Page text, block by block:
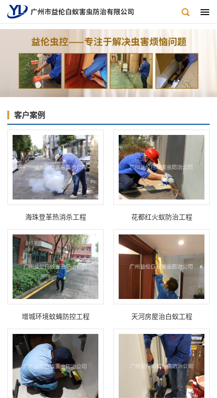
客户案例
海珠登革热消杀工程 花都红火蚁防治工程
增城环境蚊蝇防控工程 天河房屋治白蚁工程